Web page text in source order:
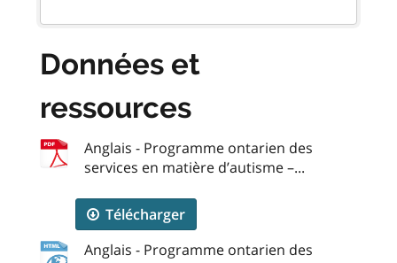
Données et
ressources
Anglais - Programme ontarien des
services en matière d’autisme –...
Télécharger
Anglais - Programme ontarien des